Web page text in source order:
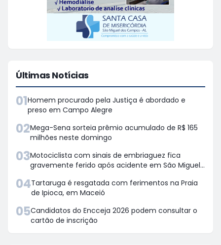
Últimas Notícias
01Homem procurado pela Justiça é abordado e
preso em Campo Alegre
02Mega-Sena sorteia prêmio acumulado de R$ 165
milhões neste domingo
03Motociclista com sinais de embriaguez fica
gravemente ferido após acidente em São Miguel
04Tartaruga é resgatada com ferimentos na Praia
de Ipioca, em Maceió
05Candidatos do Encceja 2026 podem consultar o
cartão de inscrição